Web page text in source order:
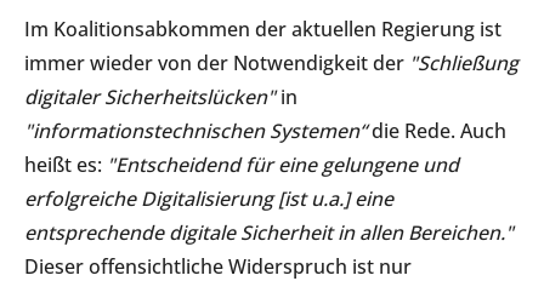
Im Koalitionsabkommen der aktuellen Regierung ist
immer wieder von der Notwendigkeit der "Schließung
digitaler Sicherheitslücken"in
"informationstechnischen Systemen“die Rede. Auch
heißt es: "Entscheidend für eine gelungene und
erfolgreiche Digitalisierung [ist u.a.] eine
entsprechende digitale Sicherheit in allen Bereichen."
Dieser offensichtliche Widerspruch ist nur